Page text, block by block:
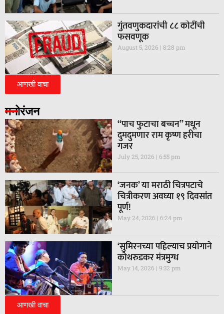
गुंतवणुकदारांची ८८ कोटींची
फसवणूक
August 5, 2026 8:28 pm
आणखी वाचा
मनोरंजन
“पाच फुटाचा बच्चन” मधून
दुमदुमणार राम कृष्ण हरीचा
गजर
July 25, 2026 6:55 pm
‘जनक’ या मराठी चित्रपटाचे
चित्रीकरण अवघ्या १९ दिवसांत
पूर्ण!
May 24, 2026 6:24 pm
‘सुमिरनच्या पहिल्याच प्रयोगाने
कोथरुडकर मंत्रमुग्ध
May 14, 2026 9:32 pm
आणखी वाचा